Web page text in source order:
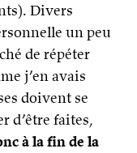
Divers
un peu
de répéter
j’en avais
doivent se
d’être faites,
à la fin de la